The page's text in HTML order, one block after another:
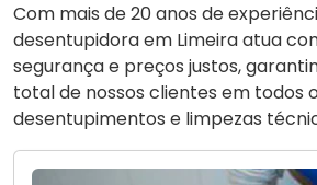
Com mais de 20 anos de
desentupidora em Limeira atua
segurança e preços justos,
total de nossos clientes em todos
desentupimentos e limpezas